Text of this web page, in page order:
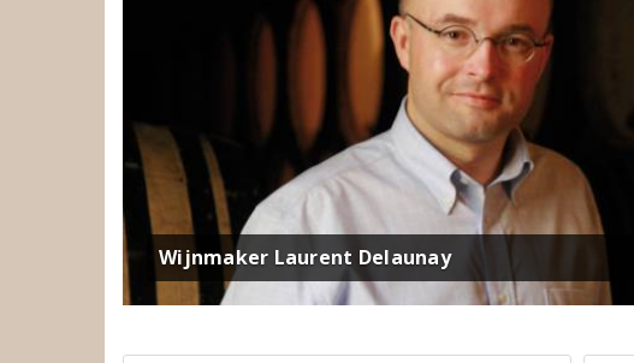
Wijnmaker Laurent Delaunay